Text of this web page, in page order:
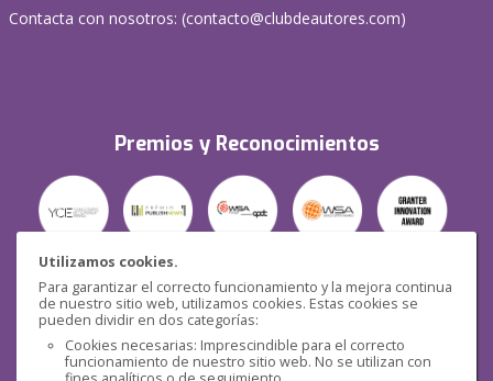
Utilizamos cookies.
Para garantizar el correcto funcionamiento y la mejora continua
de nuestro sitio web, utilizamos cookies. Estas cookies se
pueden dividir en dos categorías:
Cookies necesarias: Imprescindible para el correcto
funcionamiento de nuestro sitio web. No se utilizan con
Contacta con nosotros: (contacto@clubdeautores.com)
Premios y Reconocimientos
Seguridad